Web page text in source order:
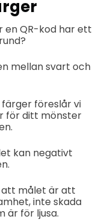
en QR-kod har ett
mellan svart och
färger föreslår vi
för ditt mönster
kan negativt
att målet är att
inte skada
är för ljusa.